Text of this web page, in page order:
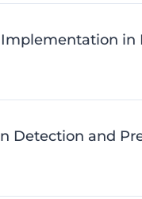
in
Detection and